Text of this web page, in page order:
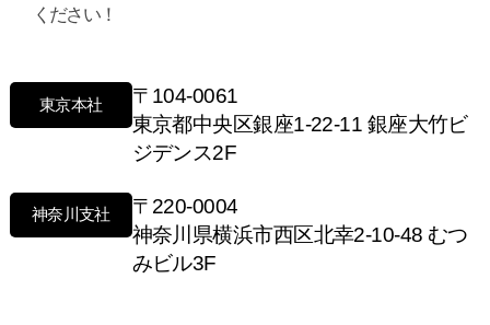
ください！
東京本社
〒104-0061
東京都中央区銀座1-22-11 銀座大竹ビ
ジデンス2F
神奈川支社
〒220-0004
神奈川県横浜市西区北幸2-10-48 むつ
みビル3F